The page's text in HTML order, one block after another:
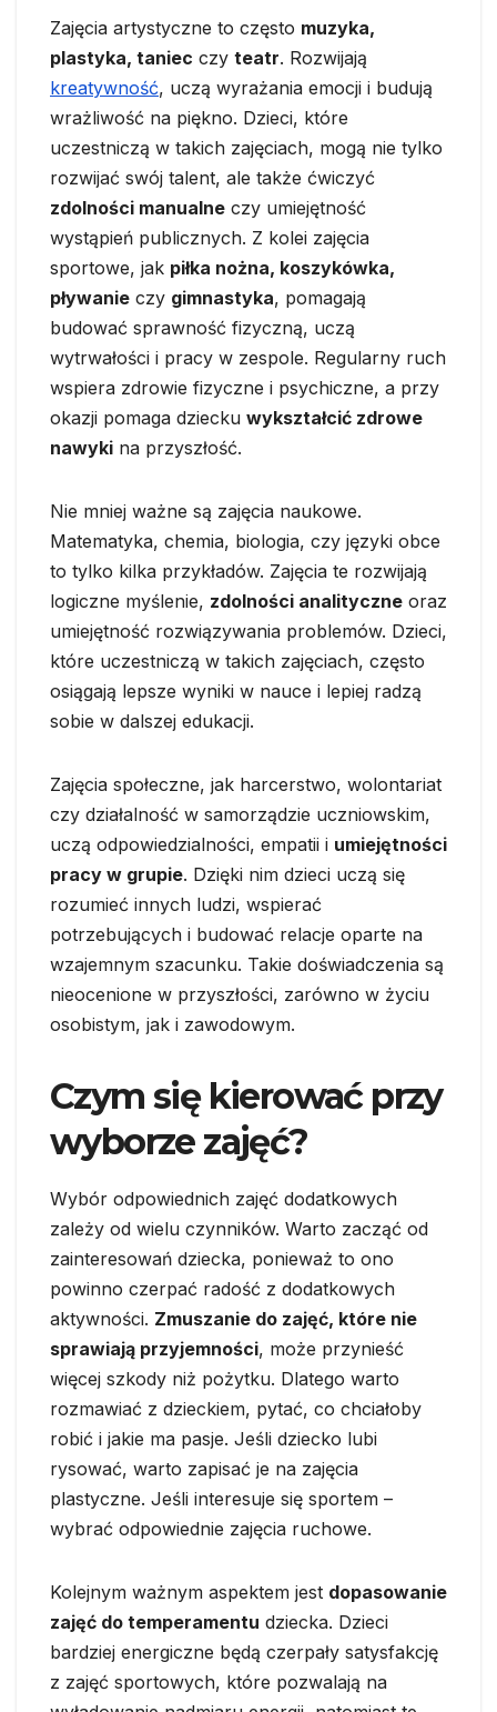
Zajęcia artystyczne to często muzyka,
plastyka, taniec czy teatr. Rozwijają
kreatywność, uczą wyrażania emocji i budują
wrażliwość na piękno. Dzieci, które
uczestniczą w takich zajęciach, mogą nie tylko
rozwijać swój talent, ale także ćwiczyć
zdolności manualne czy umiejętność
wystąpień publicznych. Z kolei zajęcia
sportowe, jak piłka nożna, koszykówka,
pływanie czy gimnastyka, pomagają
budować sprawność fizyczną, uczą
wytrwałości i pracy w zespole. Regularny ruch
wspiera zdrowie fizyczne i psychiczne, a przy
okazji pomaga dziecku wykształcić zdrowe
nawyki na przyszłość.
Nie mniej ważne są zajęcia naukowe.
Matematyka, chemia, biologia, czy języki obce
to tylko kilka przykładów. Zajęcia te rozwijają
logiczne myślenie, zdolności analityczne oraz
umiejętność rozwiązywania problemów. Dzieci,
które uczestniczą w takich zajęciach, często
osiągają lepsze wyniki w nauce i lepiej radzą
sobie w dalszej edukacji.
Zajęcia społeczne, jak harcerstwo, wolontariat
czy działalność w samorządzie uczniowskim,
uczą odpowiedzialności, empatii i umiejętności
pracy w grupie. Dzięki nim dzieci uczą się
rozumieć innych ludzi, wspierać
potrzebujących i budować relacje oparte na
wzajemnym szacunku. Takie doświadczenia są
nieocenione w przyszłości, zarówno w życiu
osobistym, jak i zawodowym.
Czym się kierować przy
wyborze zajęć?
Wybór odpowiednich zajęć dodatkowych
zależy od wielu czynników. Warto zacząć od
zainteresowań dziecka, ponieważ to ono
powinno czerpać radość z dodatkowych
aktywności. Zmuszanie do zajęć, które nie
sprawiają przyjemności, może przynieść
więcej szkody niż pożytku. Dlatego warto
rozmawiać z dzieckiem, pytać, co chciałoby
robić i jakie ma pasje. Jeśli dziecko lubi
rysować, warto zapisać je na zajęcia
plastyczne. Jeśli interesuje się sportem –
wybrać odpowiednie zajęcia ruchowe.
Kolejnym ważnym aspektem jest dopasowanie
zajęć do temperamentu dziecka. Dzieci
bardziej energiczne będą czerpały satysfakcję
z zajęć sportowych, które pozwalają na